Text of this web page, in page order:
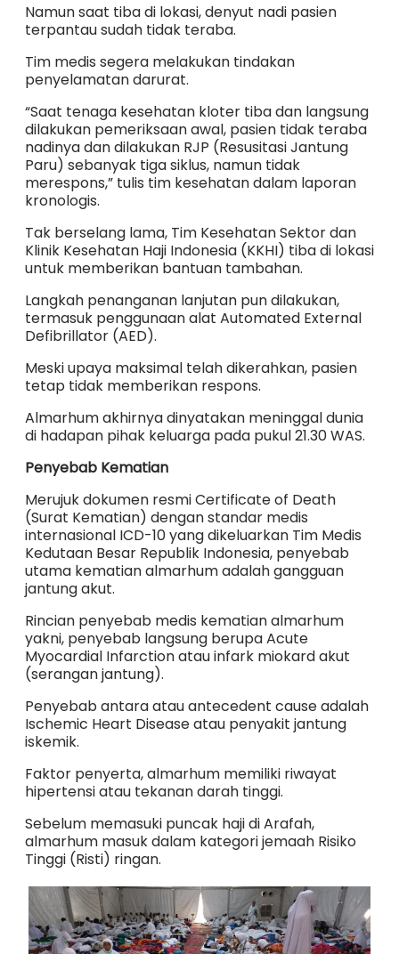
Namun saat tiba di lokasi, denyut nadi pasien
terpantau sudah tidak teraba.
Tim medis segera melakukan tindakan
penyelamatan darurat.
“Saat tenaga kesehatan kloter tiba dan langsung
dilakukan pemeriksaan awal, pasien tidak teraba
nadinya dan dilakukan RJP (Resusitasi Jantung
Paru) sebanyak tiga siklus, namun tidak
merespons,” tulis tim kesehatan dalam laporan
kronologis.
Tak berselang lama, Tim Kesehatan Sektor dan
Klinik Kesehatan Haji Indonesia (KKHI) tiba di lokasi
untuk memberikan bantuan tambahan.
Langkah penanganan lanjutan pun dilakukan,
termasuk penggunaan alat Automated External
Defibrillator (AED).
Meski upaya maksimal telah dikerahkan, pasien
tetap tidak memberikan respons.
Almarhum akhirnya dinyatakan meninggal dunia
di hadapan pihak keluarga pada pukul 21.30 WAS.
Penyebab Kematian
Merujuk dokumen resmi Certificate of Death
(Surat Kematian) dengan standar medis
internasional ICD-10 yang dikeluarkan Tim Medis
Kedutaan Besar Republik Indonesia, penyebab
utama kematian almarhum adalah gangguan
jantung akut.
Rincian penyebab medis kematian almarhum
yakni, penyebab langsung berupa Acute
Myocardial Infarction atau infark miokard akut
(serangan jantung).
Penyebab antara atau antecedent cause adalah
Ischemic Heart Disease atau penyakit jantung
iskemik.
Faktor penyerta, almarhum memiliki riwayat
hipertensi atau tekanan darah tinggi.
Sebelum memasuki puncak haji di Arafah,
almarhum masuk dalam kategori jemaah Risiko
Tinggi (Risti) ringan.